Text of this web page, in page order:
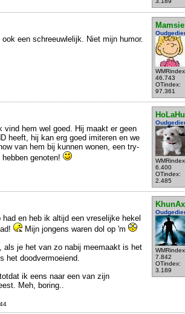
Mamsie
46.743
OTindex:
97.361
een schreeuwlelijk. Niet mijn humor.
HoLaHu
6.400
OTindex:
2.485
vind hem wel goed. Hij maakt er geen
heeft, hij kan erg goed imiteren en we
van hem bij kunnen wonen, een try-
genoten!
7.842
OTindex:
3.189
had en heb ik altijd een vreselijke hekel
Mijn jongens waren dol op 'm
als je het van zo nabij meemaakt is het
het doodvermoeiend.
ik eens naar een van zijn
Meh, boring..